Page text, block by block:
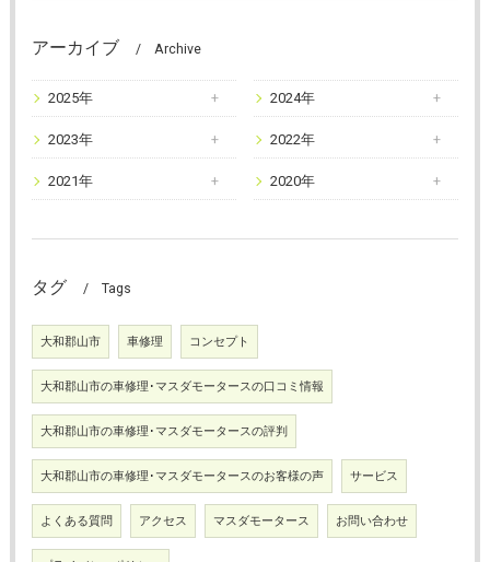
アーカイブ Archive
2025年 2024年
2023年 2022年
2021年 2020年
タグ Tags
大和郡山市 車修理 コンセプト
大和郡山市の車修理･マスダモータースの口コミ情報
大和郡山市の車修理･マスダモータースの評判
大和郡山市の車修理･マスダモータースのお客様の声 サービス
よくある質問 アクセス マスダモータース お問い合わせ